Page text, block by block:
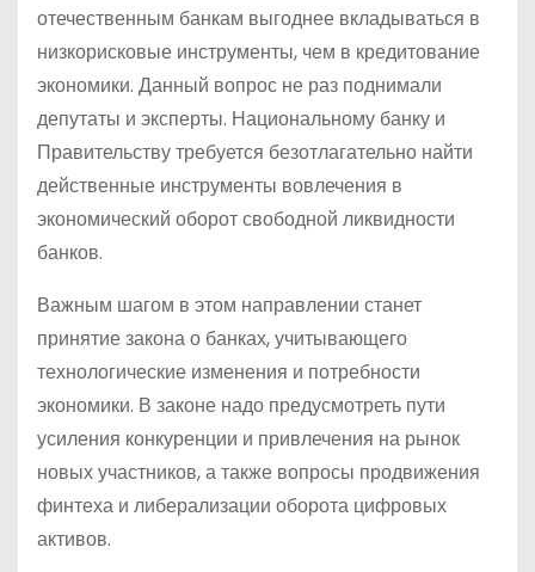
отечественным банкам выгоднее вкладываться в
низкорисковые инструменты, чем в кредитование
экономики. Данный вопрос не раз поднимали
депутаты и эксперты. Национальному банку и
Правительству требуется безотлагательно найти
действенные инструменты вовлечения в
экономический оборот свободной ликвидности
банков.
Важным шагом в этом направлении станет
принятие закона о банках, учитывающего
технологические изменения и потребности
экономики. В законе надо предусмотреть пути
усиления конкуренции и привлечения на рынок
новых участников, а также вопросы продвижения
финтеха и либерализации оборота цифровых
активов.